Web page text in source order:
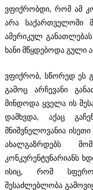
ვფიქრობდი, რომ ამ
არა საქართველოში
ამერიკულ
ხანი მწყდებოდა გული
ვფიქრობ, სწორედ ეს
გამოც არჩევანი
მინდოდა ყველა ის
დამხვდა, აქაც
მნიშვნელოვანია
ახალგაზრდებს
კონკურენტუნარიანს
ისიც, რომ
შესაძლებლობა